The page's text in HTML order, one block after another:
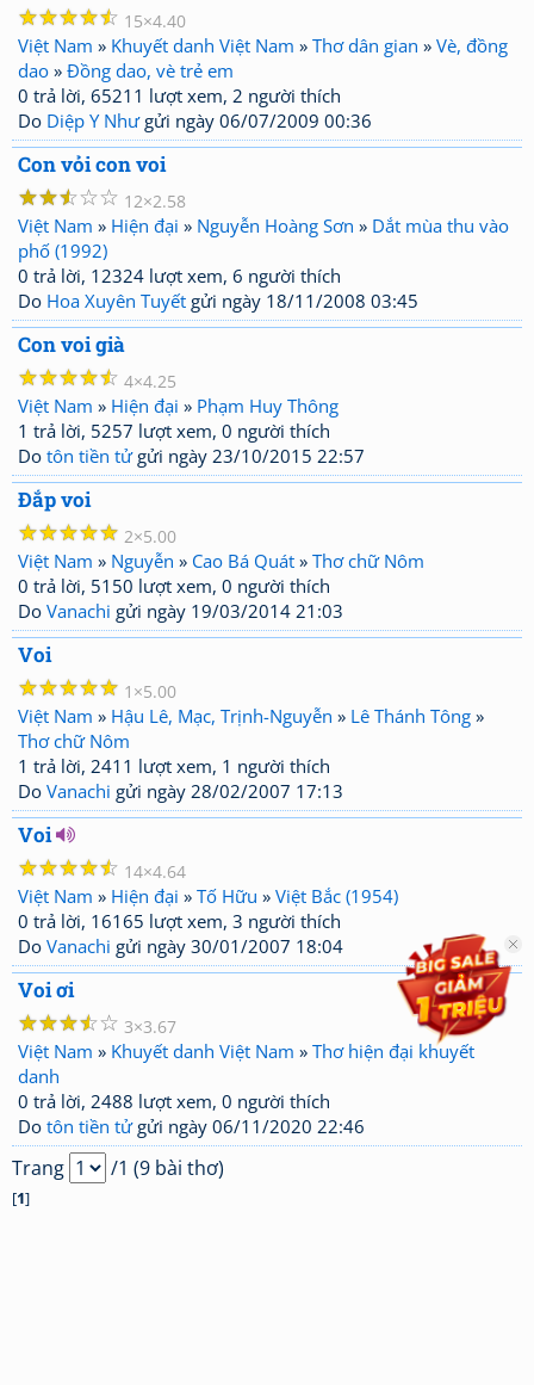
☆
☆
☆
☆
☆ 15 4.40
Việt Nam » Khuyết danh Việt Nam » Thơ dân gian » Vè, đồng
dao » Đồng dao, vè trẻ em
0 trả lời, 65211 lượt xem, 2 người thích
Do Diệp Y Nhưgửi ngày 06/07/2009 00:36
Con vỏi con voi
☆
☆
☆
☆
☆ 12 2.58
Việt Nam » Hiện đại » Nguyễn Hoàng Sơn » Dắt mùa thu vào
phố (1992)
0 trả lời, 12324 lượt xem, 6 người thích
Do Hoa Xuyên Tuyết gửi ngày 18/11/2008 03:45
Con voi già
☆
☆
☆
☆
☆ 4 4.25
Việt Nam » Hiện đại » Phạm Huy Thông
1 trả lời, 5257 lượt xem, 0 người thích
Do tôn tiền tửgửi ngày 23/10/2015 22:57
Đắp voi
☆
☆
☆
☆
☆ 2 5.00
Việt Nam » Nguyễn » Cao Bá Quát » Thơ chữ Nôm
0 trả lời, 5150 lượt xem, 0 người thích
Do Vanachi gửi ngày 19/03/2014 21:03
Voi
☆
☆
☆
☆
☆ 1 5.00
Việt Nam » Hậu Lê, Mạc, Trịnh-Nguyễn » Lê Thánh Tông »
Thơ chữ Nôm
1 trả lời, 2411 lượt xem, 1 người thích
Do Vanachi gửi ngày 28/02/2007 17:13
Voi
☆
☆
☆
☆
☆ 14 4.64
Việt Nam » Hiện đại » Tố Hữu » Việt Bắc (1954)
0 trả lời, 16165 lượt xem, 3 người thích
Do Vanachi gửi ngày 30/01/2007 18:04
Voi ơi
☆
☆
☆
☆
☆ 3 3.67
Việt Nam » Khuyết danh Việt Nam » Thơ hiện đại khuyết
danh
0 trả lời, 2488 lượt xem, 0 người thích
Do tôn tiền tửgửi ngày 06/11/2020 22:46
Trang /1 (9 bài thơ)
[1]